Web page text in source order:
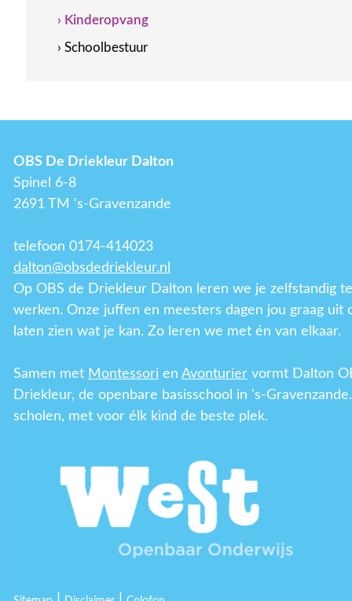
› Kinderopvang
› Schoolbestuur
OBS De Driekleur Dalton
Spinel 6-8
2691 TM 's-Gravenzande
telefoon 0174-414023
dalton@obsdedriekleur.nl
Op OBS de Driekleur Dalton leren we je zelfstandig te
werken. Onze juffen en meesters dagen jou graag uit
laten zien wat je kan. Zo leren we met én van elkaar.
Samen met Montessorien Avonturiervormt Dalton
Driekleur, de openbare basisschool in 's-
scholen, met voor élk kind de beste plek.